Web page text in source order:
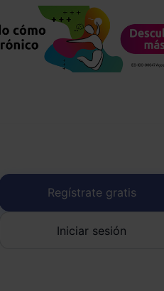
Regístrate gratis
Iniciar sesión